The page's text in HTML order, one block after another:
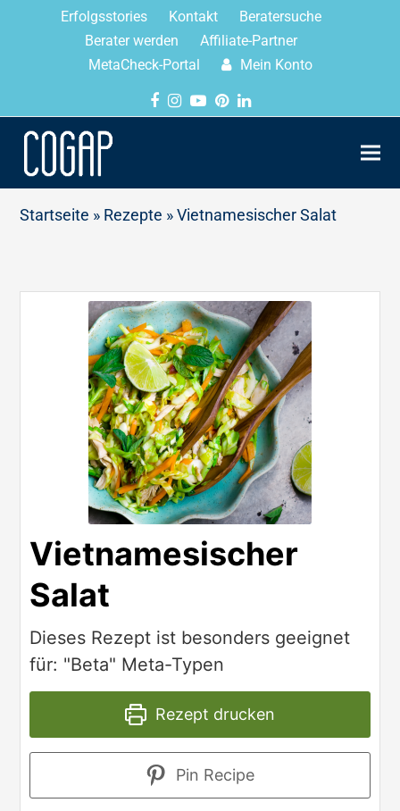
Erfolgsstories Kontakt
Beratersuche
Berater werden
Affiliate-Partner
MetaCheck-Portal
Mein Konto
Startseite » Rezepte »Vietnamesischer Salat
Vietnamesischer
Salat
Dieses Rezept ist besonders geeignet
für: "Beta" Meta-Typen
Rezept drucken
Pin Recipe